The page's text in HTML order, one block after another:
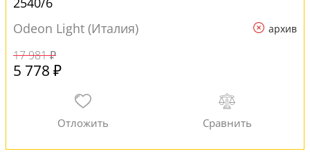
Odeon Light (Италия)
архив
17 981 ₽
5 778 ₽